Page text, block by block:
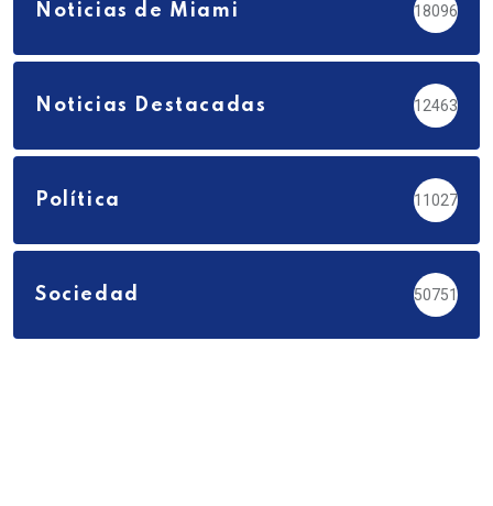
Noticias de Miami 18096
Noticias Destacadas 12463
Política 11027
Sociedad 50751